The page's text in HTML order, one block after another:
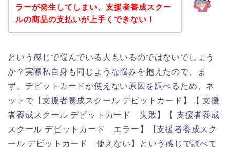
ラーが発生してしまい、支援者養成スクー
ルの商品の支払いが上手くできない！
という感じで悩んでいる人もいるのではないでしょう
か？実際私自身も同じような悩みを抱えたので、ま
ず、デビットカードが使えない原因を調べるため、ネ
ットで【支援者養成スクール デビットカード】【 支援
者養成スクール デビットカード 失敗】【 支援者養成
スクール デビットカード エラー】【支援者養成スク
ール デビットカード 使えない】という感じで調べて